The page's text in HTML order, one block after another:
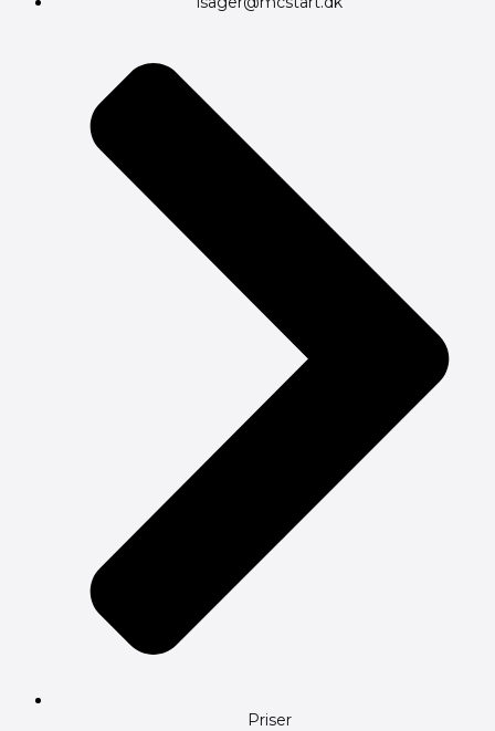
Priser